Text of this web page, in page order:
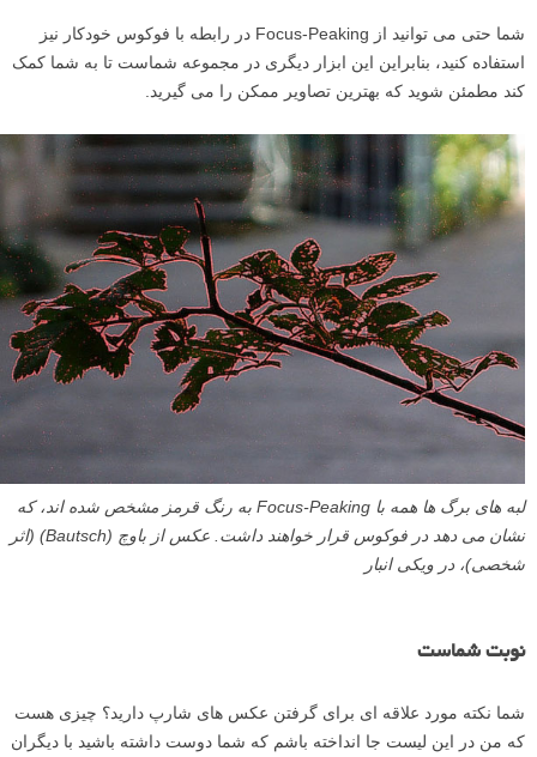
شما حتی می توانید از Focus-Peaking در رابطه با فوکوس خودکار نیز
استفاده کنید، بنابراین این ابزار دیگری در مجموعه شماست تا به شما کمک
کند مطمئن شوید که بهترین تصاویر ممکن را می گیرید.
لبه های برگ ها همه با Focus-Peaking به رنگ قرمز مشخص شده اند، که
نشان می دهد در فوکوس قرار خواهند داشت. عکس از باوچ (Bautsch) (اثر
شخصی)، در ویکی انبار
نوبت شماست
شما نکته مورد علاقه ای برای گرفتن عکس های شارپ دارید؟ چیزی هست
که من در این لیست جا انداخته باشم که شما دوست داشته باشید با دیگران